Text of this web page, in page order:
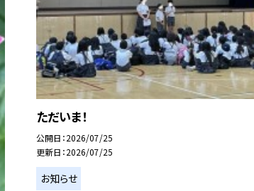
ただいま！
公開日 2026/07/25
更新日 2026/07/25
お知らせ